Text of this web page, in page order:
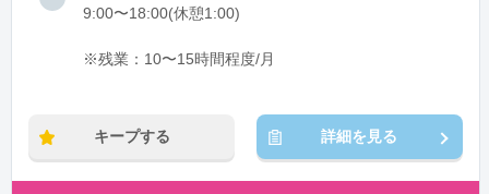
9:00〜18:00(休憩1:00)
※残業：10〜15時間程度/月
キープする 詳細を見る